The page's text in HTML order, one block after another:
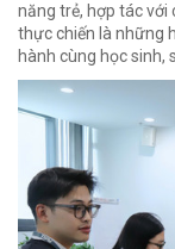
năng trẻ, hợp tác
thực chiến là những
hành cùng học sinh,